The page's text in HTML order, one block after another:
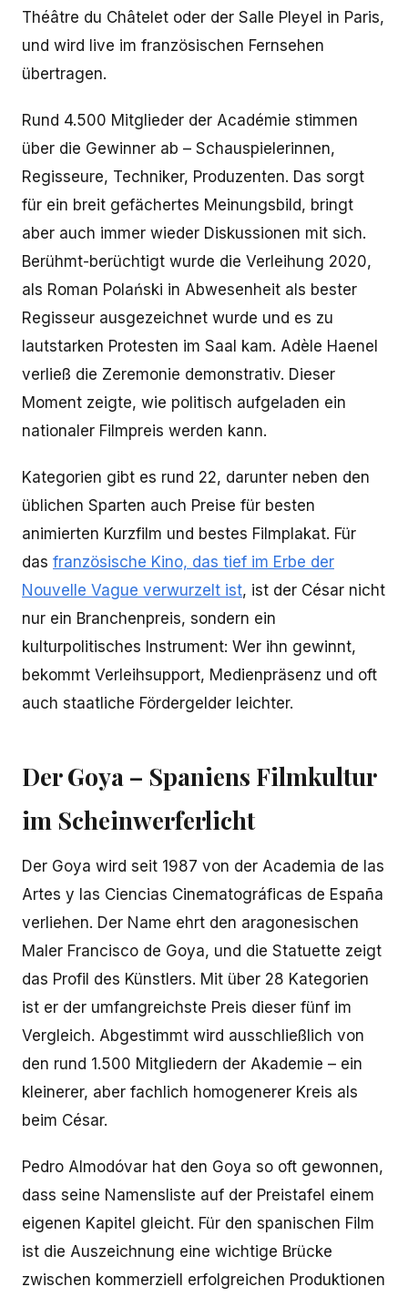
Théâtre du Châtelet oder der Salle Pleyel in Paris,
und wird live im französischen Fernsehen
übertragen.
Rund 4.500 Mitglieder der Académie stimmen
über die Gewinner ab – Schauspielerinnen,
Regisseure, Techniker, Produzenten. Das sorgt
für ein breit gefächertes Meinungsbild, bringt
aber auch immer wieder Diskussionen mit sich.
Berühmt-berüchtigt wurde die Verleihung 2020,
als Roman Polański in Abwesenheit als bester
Regisseur ausgezeichnet wurde und es zu
lautstarken Protesten im Saal kam. Adèle Haenel
verließ die Zeremonie demonstrativ. Dieser
Moment zeigte, wie politisch aufgeladen ein
nationaler Filmpreis werden kann.
Kategorien gibt es rund 22, darunter neben den
üblichen Sparten auch Preise für besten
animierten Kurzfilm und bestes Filmplakat. Für
das französische Kino, das tief im Erbe der
Nouvelle Vague verwurzelt ist, ist der César nicht
nur ein Branchenpreis, sondern ein
kulturpolitisches Instrument: Wer ihn gewinnt,
bekommt Verleihsupport, Medienpräsenz und oft
auch staatliche Fördergelder leichter.
Der Goya – Spaniens Filmkultur
im Scheinwerferlicht
Der Goya wird seit 1987 von der Academia de las
Artes y las Ciencias Cinematográficas de España
verliehen. Der Name ehrt den aragonesischen
Maler Francisco de Goya, und die Statuette zeigt
das Profil des Künstlers. Mit über 28 Kategorien
ist er der umfangreichste Preis dieser fünf im
Vergleich. Abgestimmt wird ausschließlich von
den rund 1.500 Mitgliedern der Akademie – ein
kleinerer, aber fachlich homogenerer Kreis als
beim César.
Pedro Almodóvar hat den Goya so oft gewonnen,
dass seine Namensliste auf der Preistafel einem
eigenen Kapitel gleicht. Für den spanischen Film
ist die Auszeichnung eine wichtige Brücke
zwischen kommerziell erfolgreichen Produktionen